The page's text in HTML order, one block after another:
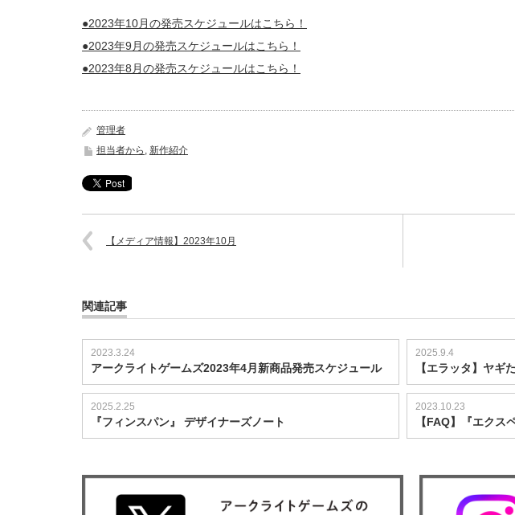
●2023年10月の発売スケジュールはこちら！
●2023年9月の発売スケジュールはこちら！
●2023年8月の発売スケジュールはこちら！
管理者
担当者から , 新作紹介
【メディア情報】2023年10月
関連記事
2023.3.24
アークライトゲームズ2023年4月新商品発売スケジュール
2025.9.4
【エラッタ】ヤギ
2025.2.25
『フィンスパン』 デザイナーズノート
2023.10.23
【FAQ】『エクス